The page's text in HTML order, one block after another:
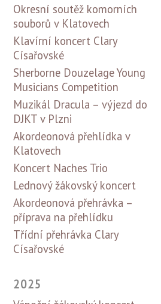
Okresní soutěž komorních
souborů v Klatovech
Klavírní koncert Clary
Císařovské
Sherborne Douzelage Young
Musicians Competition
Muzikál Dracula – výjezd do
DJKT v Plzni
Akordeonová přehlídka v
Klatovech
Koncert Naches Trio
Lednový žákovský koncert
Akordeonová přehrávka –
příprava na přehlídku
Třídní přehrávka Clary
Císařovské
2025